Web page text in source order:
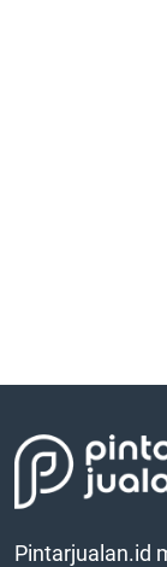
Pintarjualan.id